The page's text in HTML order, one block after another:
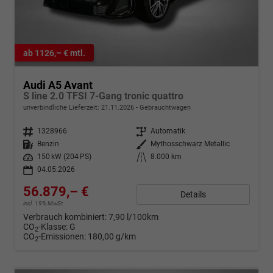
ab 1126,– € mtl.
Audi A5 Avant
S line 2.0 TFSI 7-Gang tronic quattro
unverbindliche Lieferzeit: 21.11.2026 Gebrauchtwagen
Fahrzeugnr. 1328966 Getriebe Automatik
Kraftstoff
Benzin Außenfarbe
Mythosschwarz Metallic
Leistung
150 kW (204 PS) Kilometerstand
8.000 km
04.05.2026
56.879,– €
incl. 19% MwSt.
Details
Verbrauch kombiniert:7,90 l/100km
CO2-Klasse: G
CO2-Emissionen: 180,00 g/km